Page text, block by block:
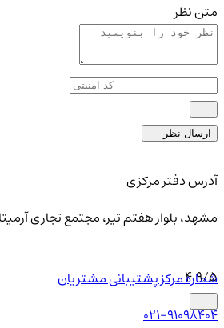
متن نظر
ارسال نظر
4.9/5
آدرس دفتر مرکزی
مشهد، بلوار هفتم تیر، مجتمع تجاری آرمیتاژ
شماره مرکز پشتیبانی مشتریان
021-91098404